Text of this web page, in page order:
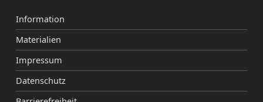
Information
Materialien
Impressum
Datenschutz